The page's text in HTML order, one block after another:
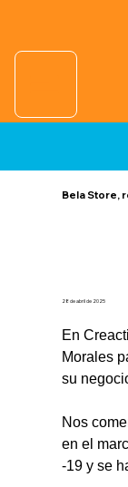
Bela Store,
28 de abril de 2025
En
Morales
su
Nos
en el
-19 y se